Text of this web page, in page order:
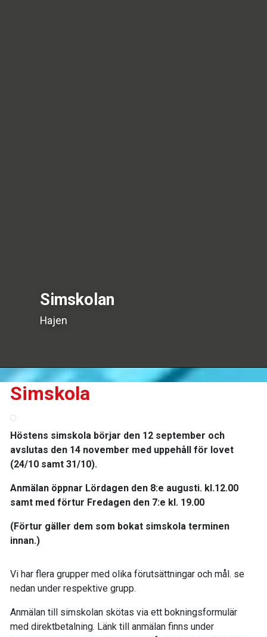
Simskolan
Hajen
Simskolan
Sjöstjärnan
Simskola
Höstens simskola börjar den 12 september och
avslutas den 14 november med uppehåll för lovet
(24/10 samt 31/10).
Anmälan öppnar Lördagen den 8:e augusti. kl.12.00
samt med förtur Fredagen den 7:e kl. 19.00
(Förtur gäller dem som bokat simskola terminen
innan.)
Vi har flera grupper med olika förutsättningar och mål. se
nedan under respektive grupp.
Anmälan till simskolan skötas via ett bokningsformulär
med direktbetalning. Länk till anmälan finns under